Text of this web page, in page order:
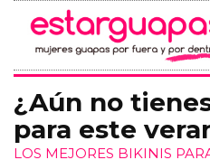
¿Aún no
para este
LOS MEJORES BIKINIS